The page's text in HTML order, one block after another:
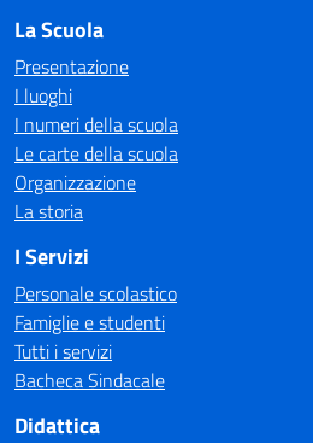
La Scuola
Presentazione
I luoghi
I numeri della scuola
Le carte della scuola
Organizzazione
La storia
I Servizi
Personale scolastico
Famiglie e studenti
Tutti i servizi
Bacheca Sindacale
Didattica